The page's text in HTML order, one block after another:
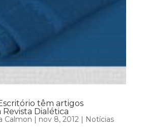
têm artigos
Dialética
Calmon nov 8, 2012| Notícias